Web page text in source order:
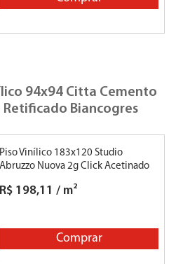
94x94 Citta Cemento
Biancogres
Piso Vinílico 183x120 Studio
Abruzzo Nuova 2g Click Acetinado
R$ 198,11 / m²
Comprar